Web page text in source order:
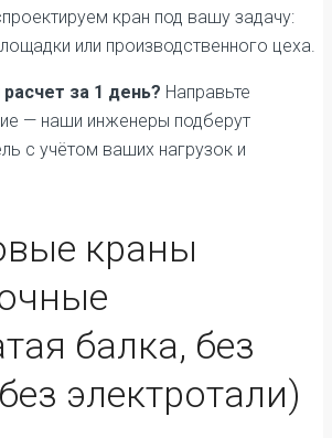
кран под вашу задачу:
или производственного цеха.
за 1 день? Направьте
— наши инженеры подберут
с учётом ваших нагрузок и
краны
балка, без
электротали)